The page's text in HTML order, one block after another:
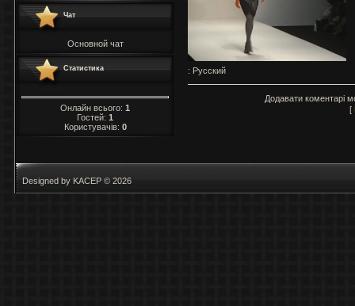
Чат
Основной чат
Статистика
Онлайн всього: 1
Гостей: 1
Користувачів: 0
: Русский
Додавати коментарі
[
Designed by KACEP © 2026